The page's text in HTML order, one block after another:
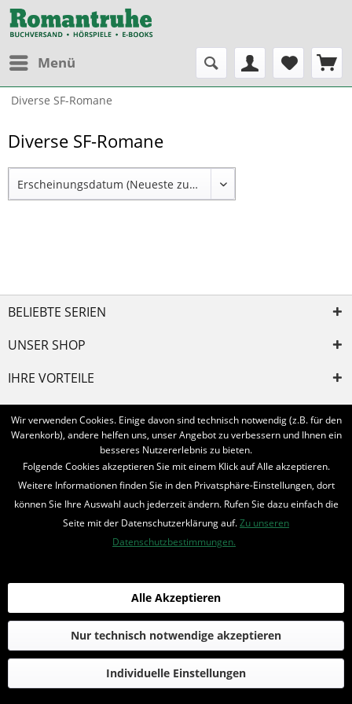
Menü
Diverse SF-Romane
Diverse SF-Romane
BELIEBTE SERIEN
UNSER SHOP
IHRE VORTEILE
INFORMIERT BLEIBEN
Bestellung widerrufen
* Alle Preise inkl. MwSt. und zzgl. Bearbeitungspauschale
© 2016-2022 Romantruhe - Buchversand, Joachim Otto
die profilschmiede - Internetagentur
Wir verwenden Cookies. Einige davon sind technisch notwendig (z.B. für den
Warenkorb), andere helfen uns, unser Angebot zu verbessern und Ihnen ein
besseres Nutzererlebnis zu bieten.
Folgende Cookies akzeptieren Sie mit einem Klick auf Alle akzeptieren.
Weitere Informationen finden Sie in den Privatsphäre-Einstellungen, dort
können Sie Ihre Auswahl auch jederzeit ändern. Rufen Sie dazu einfach die
Seite mit der Datenschutzerklärung auf.Zu unseren
Datenschutzbestimmungen.
Individuelle Einstellungen
Nur technisch notwendige akzeptieren
Alle Akzeptieren